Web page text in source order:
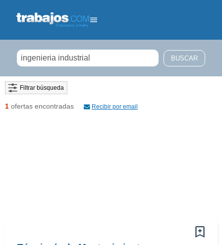
Filtrar búsqueda
1 ofertas encontradas Recibir por email